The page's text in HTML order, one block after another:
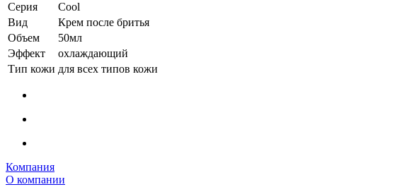
Серия
Cool
Вид
Крем после бритья
Объем
50мл
Эффект
охлаждающий
Тип кожи для всех типов кожи
Компания
О компании